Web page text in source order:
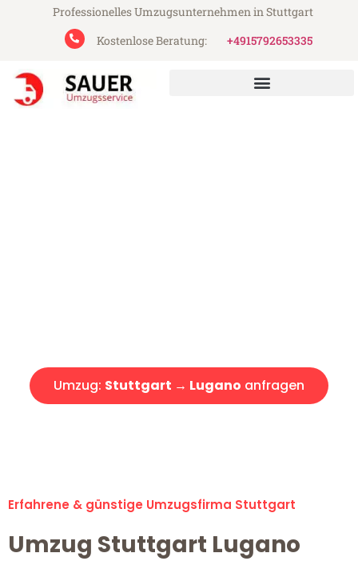
Professionelles Umzugsunternehmen in Stuttgart
Kostenlose Beratung:
+4915792653335
Umzug: Stuttgart → Lugano anfragen
Erfahrene & günstige Umzugsfirma Stuttgart
Umzug Stuttgart Lugano